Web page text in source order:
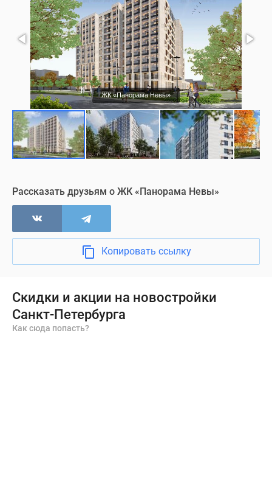
ЖК «Панорама Невы»
Благоустройство
Визуализация
Рассказать друзьям о ЖК «Панорама Невы»
Копировать ссылку
Скидки и акции на новостройки
Санкт-Петербурга
Как сюда попасть?